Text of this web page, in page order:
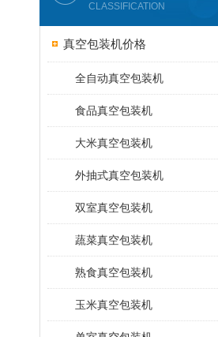
CLASSIFICATION
真空包装机价格
全自动真空包装机
食品真空包装机
大米真空包装机
外抽式真空包装机
双室真空包装机
蔬菜真空包装机
熟食真空包装机
玉米真空包装机